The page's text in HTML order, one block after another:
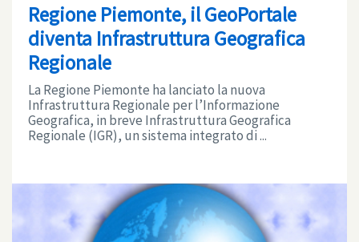
Regione Piemonte, il GeoPortale
diventa Infrastruttura Geografica
Regionale
La Regione Piemonte ha lanciato la nuova
Infrastruttura Regionale per l’Informazione
Geografica, in breve Infrastruttura Geografica
Regionale (IGR), un sistema integrato di ...